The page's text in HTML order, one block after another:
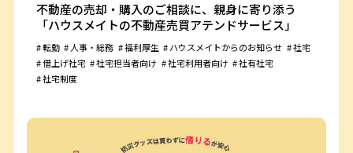
不動産の売却・購入のご相談に、親身に寄り添う
「ハウスメイトの不動産売買アテンドサービス」
転勤 人事・総務 福利厚生 ハウスメイトからのお知らせ
社宅
借上げ社宅
社宅担当者向け 社宅利用者向け
社有社宅
社宅制度